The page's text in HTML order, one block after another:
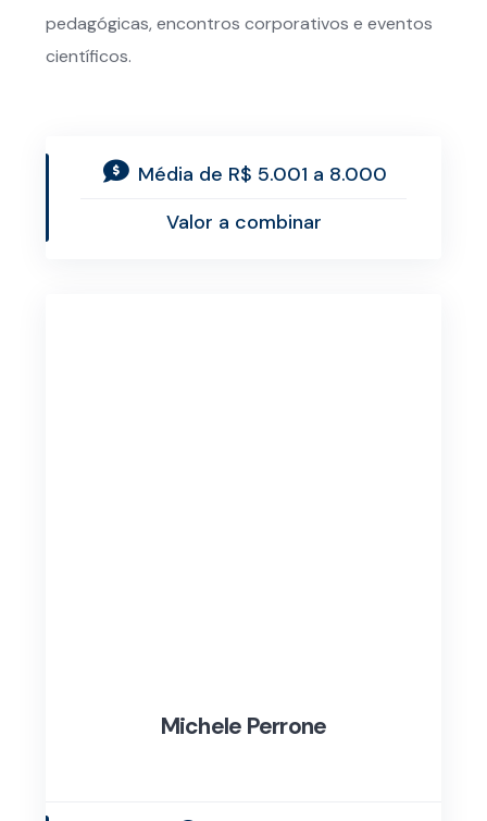
pedagógicas, encontros corporativos e eventos
científicos.
Média de R$ 5.001 a 8.000
Valor a combinar
Michele Perrone